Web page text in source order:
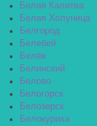
Белая Калитва
Белая Холуница
Белгород
Белебей
Белёв
Белинский
Белово
Белогорск
Белозерск
Белокуриха